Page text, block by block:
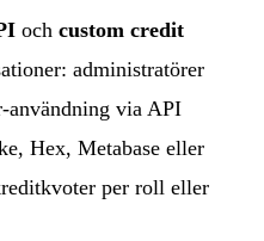
och custom credit
administratörer
användning via API
Hex, Metabase eller
per roll eller